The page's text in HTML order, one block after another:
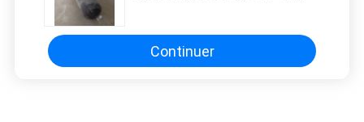
Continuer